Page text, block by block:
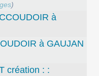
)
à
à GAUJAN
création : :